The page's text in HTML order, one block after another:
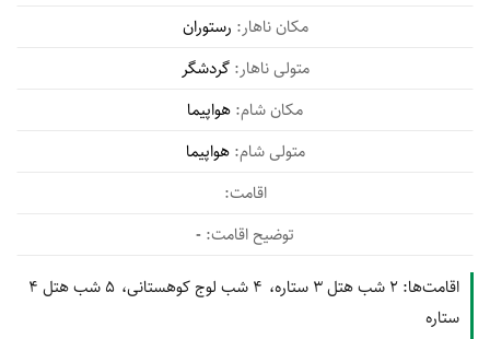
رستوران
گردشگر
هواپیما
هواپیما
-
اقامت‌ها: 2 شب هتل 3 ستاره 4 شب لوج کوهستانی
5 شب هتل 4
ستاره